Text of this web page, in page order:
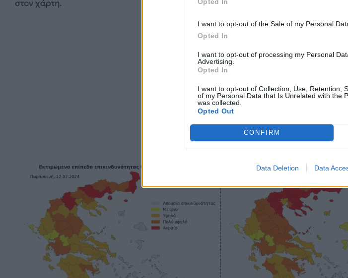
I want to opt-out of the Sale of my Personal
Opted In
I want to opt-out of processing my Personal
Advertising.
Opted In
I want to opt-out of Collection, Use, Retention,
of my Personal Data that Is Unrelated with the
was collected.
Opted Out
CONFIRM
Data Deletion Data
στον χάρτη.